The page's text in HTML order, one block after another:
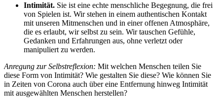
Intimität. Sie ist eine echte menschliche Begegnung, die frei
von Spielen ist. Wir stehen in einem authentischen Kontakt
mit unseren Mitmenschen und in einer offenen Atmosphäre,
die es erlaubt, wir selbst zu sein. Wir tauschen Gefühle,
Gedanken und Erfahrungen aus, ohne verletzt oder
manipuliert zu werden.
Anregung zur Selbstreflexion: Mit welchen Menschen teilen Sie
diese Form von Intimität? Wie gestalten Sie diese? Wie können Sie
in Zeiten von Corona auch über eine Entfernung hinweg Intimität
mit ausgewählten Menschen herstellen?